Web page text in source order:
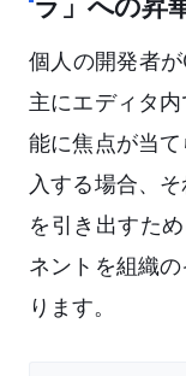
個人の開発者
主にエディタ
能に焦点が当
入する場合、
を引き出すた
ネントを組織
ります。